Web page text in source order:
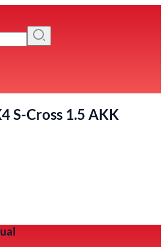
S-Cross 1.5 AKK